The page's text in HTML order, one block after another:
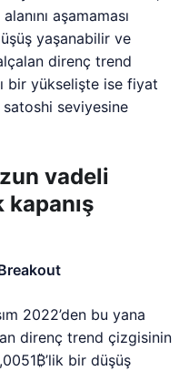
aşamaması
yaşanabilir ve
direnç trend
bir yükselişte ise fiyat
seviyesine
vadeli
kapanış
2022’den bu yana
direnç trend çizgisinin
bir düşüş